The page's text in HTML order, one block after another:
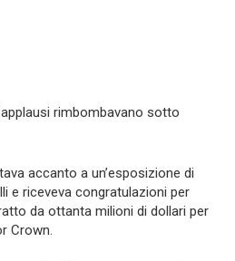
rimbombavano sotto
accanto a un’esposizione di
e riceveva congratulazioni per
da ottanta milioni di dollari per
Crown.